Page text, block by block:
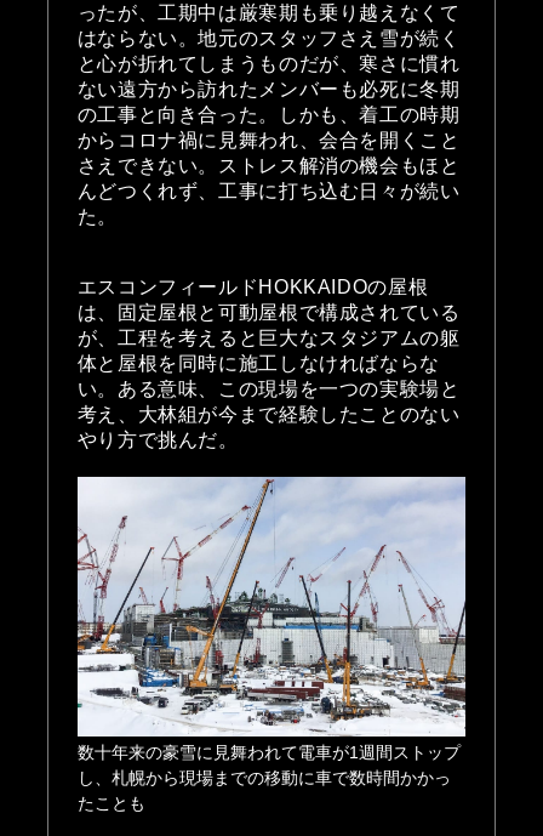
ったが、工期中は厳寒期も乗り越えなくて
はならない。地元のスタッフさえ雪が続く
と心が折れてしまうものだが、寒さに慣れ
ない遠方から訪れたメンバーも必死に冬期
の工事と向き合った。しかも、着工の時期
からコロナ禍に見舞われ、会合を開くこと
さえできない。ストレス解消の機会もほと
んどつくれず、工事に打ち込む日々が続い
た。
エスコンフィールドHOKKAIDOの屋根
は、固定屋根と可動屋根で構成されている
が、工程を考えると巨大なスタジアムの躯
体と屋根を同時に施工しなければならな
い。ある意味、この現場を一つの実験場と
考え、大林組が今まで経験したことのない
やり方で挑んだ。
数十年来の豪雪に見舞われて電車が1週間ストップ
し、札幌から現場までの移動に車で数時間かかっ
たことも